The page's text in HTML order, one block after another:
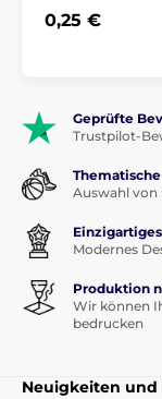
0,25 €
Geprüfte
Trustpilot-
Auswahl von
Modernes
Produktion
Wir können
bedrucken
Neuigkeiten und